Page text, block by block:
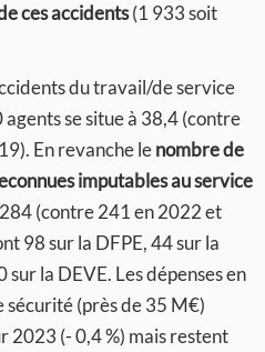
ces accidents(1 933 soit
du travail/de service
se situe à 38,4 (contre
En revanche lenombre de
imputables au service
(contre 241 en 2022 et
98 sur la DFPE, 44 sur la
la DEVE. Les dépenses en
(près de 35 M€)
2023 (- 0,4 %) mais restent